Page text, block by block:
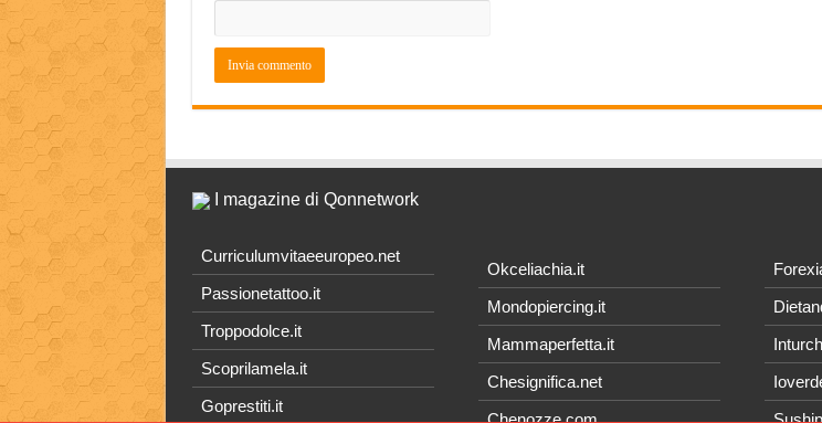
I magazine di Qonnetwork
Curriculumvitaeeuropeo.net
Passionetattoo.it
Troppodolce.it
Scoprilamela.it
Goprestiti.it
Okceliachia.it
Mondopiercing.it
Mammaperfetta.it
Chesignifica.net
Chenozze.com